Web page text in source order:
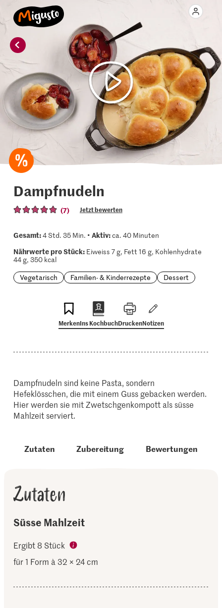
Dampfnudeln
(7) Jetzt bewerten
Gesamt:4 Std. 35 Min. • Aktiv:ca. 40 Minuten
Nährwerte pro Stück:Eiweiss 7 g, Fett 16 g, Kohlenhydrate
44 g, 350 kcal
Vegetarisch
Familien- & Kinderrezepte Dessert
MerkenIns KochbuchDruckenNotizen
Dampfnudeln sind keine Pasta, sondern
Hefeklösschen, die mit einem Guss gebacken werden.
Hier werden sie mit Zwetschgenkompott als süsse
Mahlzeit serviert.
Zutaten Zubereitung Bewertungen
Zutaten
Süsse Mahlzeit
Ergibt 8 Stück
für 1 Form à 32 × 24 cm